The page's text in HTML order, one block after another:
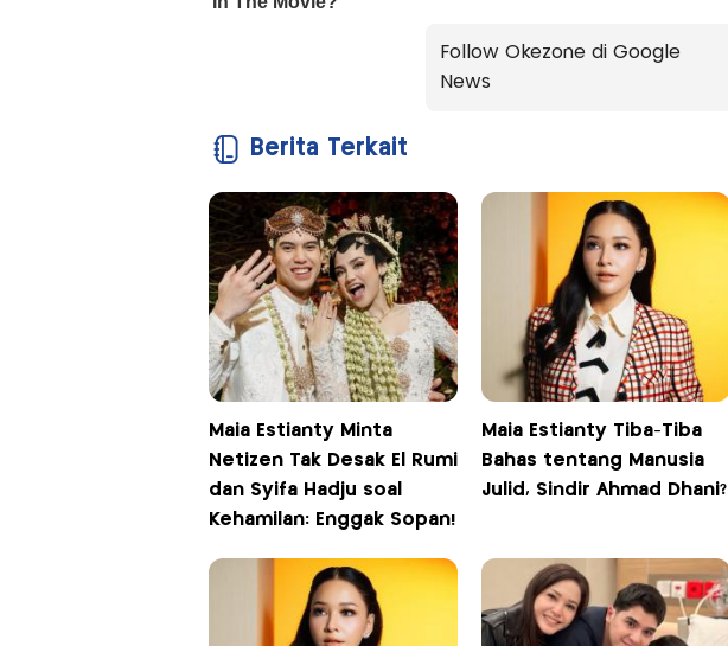
Follow Okezone di Google
News
Berita Terkait
Maia Estianty Minta
Netizen Tak Desak El Rumi
dan Syifa Hadju soal
Kehamilan: Enggak Sopan!
Maia Estianty Tiba-Tiba
Bahas tentang Manusia
Julid, Sindir Ahmad Dhani?